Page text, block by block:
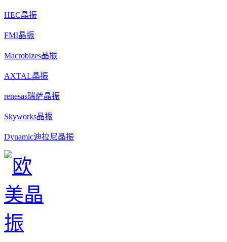
HEC晶振
FMI晶振
Macrobizes晶振
AXTAL晶振
renesas瑞萨晶振
Skyworks晶振
Dynamic迪拉尼晶振